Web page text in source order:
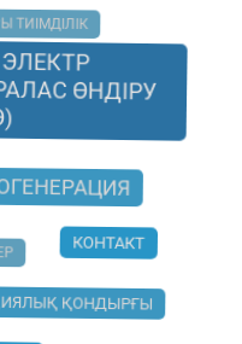
ТИІМДІЛІК
ӨНДІРУ
КОНТАКТ
ҚОНДЫРҒЫ